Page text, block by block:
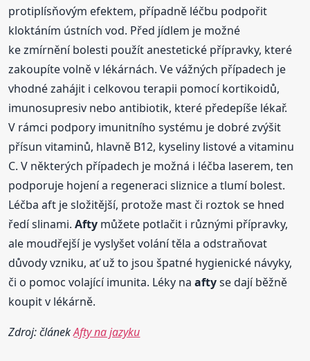
protiplísňovým efektem, případně léčbu podpořit
kloktáním ústních vod. Před jídlem je možné
ke zmírnění bolesti použít anestetické přípravky, které
zakoupíte volně v lékárnách. Ve vážných případech je
vhodné zahájit i celkovou terapii pomocí kortikoidů,
imunosupresiv nebo antibiotik, které předepíše lékař.
V rámci podpory imunitního systému je dobré zvýšit
přísun vitaminů, hlavně B12, kyseliny listové a vitaminu
C. V některých případech je možná i léčba laserem, ten
podporuje hojení a regeneraci sliznice a tlumí bolest.
Léčba aft je složitější, protože mast či roztok se hned
ředí slinami.Afty můžete potlačit i různými přípravky,
ale moudřejší je vyslyšet volání těla a odstraňovat
důvody vzniku, ať už to jsou špatné hygienické návyky,
či o pomoc volající imunita. Léky naaftyse dají běžně
koupit v lékárně.
Zdroj: článekAfty na jazyku